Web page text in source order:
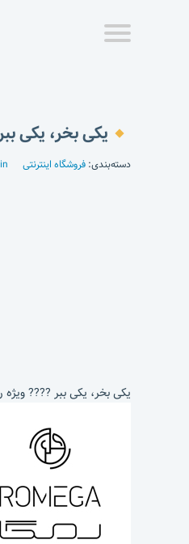
یکی بخر، یکی
دسته‌بندی: فروشگاه اینترنتی
یکی بخر، یکی ببر ???? ویژه